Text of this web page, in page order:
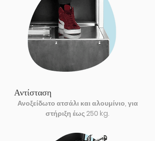
Αντίσταση
Ανοξείδωτο ατσάλι και αλουμίνιο, για
στήριξη έως 250 kg.